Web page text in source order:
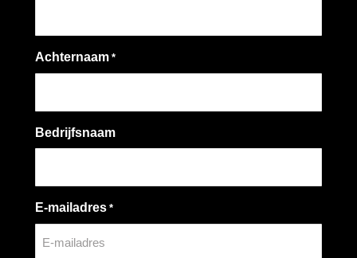
Achternaam *
Bedrijfsnaam
E-mailadres *